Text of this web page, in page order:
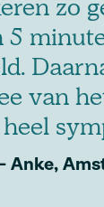
zo
5
van
Anke,